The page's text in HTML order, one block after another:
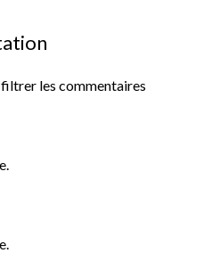
les commentaires